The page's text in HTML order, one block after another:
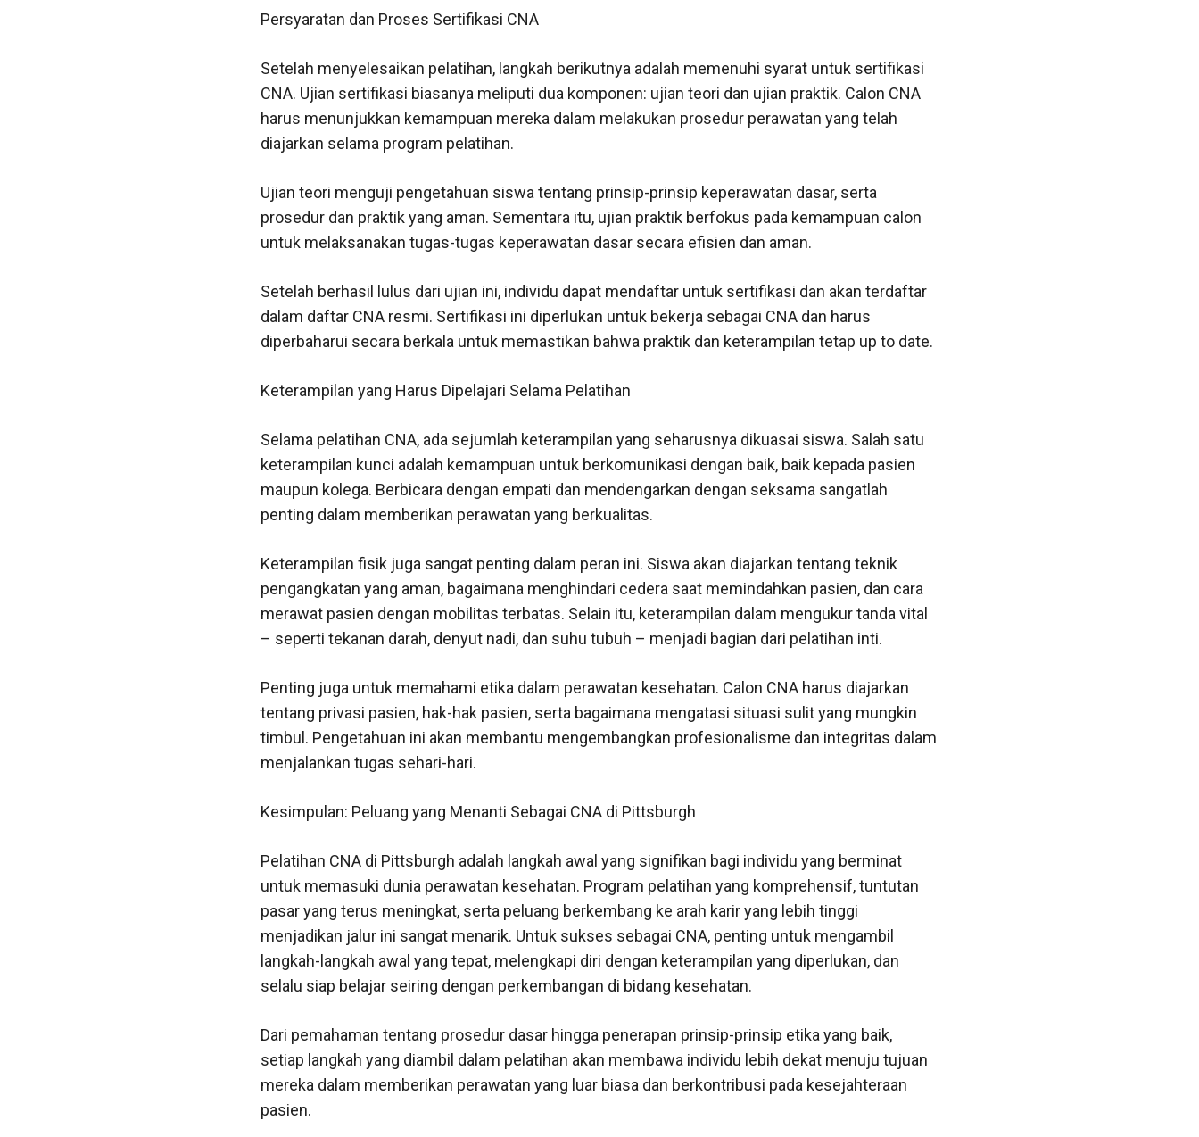
Persyaratan dan Proses Sertifikasi CNA
Setelah menyelesaikan pelatihan, langkah berikutnya adalah memenuhi syarat untuk sertifikasi
CNA. Ujian sertifikasi biasanya meliputi dua komponen: ujian teori dan ujian praktik. Calon CNA
harus menunjukkan kemampuan mereka dalam melakukan prosedur perawatan yang telah
diajarkan selama program pelatihan.
Ujian teori menguji pengetahuan siswa tentang prinsip-prinsip keperawatan dasar, serta
prosedur dan praktik yang aman. Sementara itu, ujian praktik berfokus pada kemampuan calon
untuk melaksanakan tugas-tugas keperawatan dasar secara efisien dan aman.
Setelah berhasil lulus dari ujian ini, individu dapat mendaftar untuk sertifikasi dan akan terdaftar
dalam daftar CNA resmi. Sertifikasi ini diperlukan untuk bekerja sebagai CNA dan harus
diperbaharui secara berkala untuk memastikan bahwa praktik dan keterampilan tetap up to date.
Keterampilan yang Harus Dipelajari Selama Pelatihan
Selama pelatihan CNA, ada sejumlah keterampilan yang seharusnya dikuasai siswa. Salah satu
keterampilan kunci adalah kemampuan untuk berkomunikasi dengan baik, baik kepada pasien
maupun kolega. Berbicara dengan empati dan mendengarkan dengan seksama sangatlah
penting dalam memberikan perawatan yang berkualitas.
Keterampilan fisik juga sangat penting dalam peran ini. Siswa akan diajarkan tentang teknik
pengangkatan yang aman, bagaimana menghindari cedera saat memindahkan pasien, dan cara
merawat pasien dengan mobilitas terbatas. Selain itu, keterampilan dalam mengukur tanda vital
– seperti tekanan darah, denyut nadi, dan suhu tubuh – menjadi bagian dari pelatihan inti.
Penting juga untuk memahami etika dalam perawatan kesehatan. Calon CNA harus diajarkan
tentang privasi pasien, hak-hak pasien, serta bagaimana mengatasi situasi sulit yang mungkin
timbul. Pengetahuan ini akan membantu mengembangkan profesionalisme dan integritas dalam
menjalankan tugas sehari-hari.
Kesimpulan: Peluang yang Menanti Sebagai CNA di Pittsburgh
Pelatihan CNA di Pittsburgh adalah langkah awal yang signifikan bagi individu yang berminat
untuk memasuki dunia perawatan kesehatan. Program pelatihan yang komprehensif, tuntutan
pasar yang terus meningkat, serta peluang berkembang ke arah karir yang lebih tinggi
menjadikan jalur ini sangat menarik. Untuk sukses sebagai CNA, penting untuk mengambil
langkah-langkah awal yang tepat, melengkapi diri dengan keterampilan yang diperlukan, dan
selalu siap belajar seiring dengan perkembangan di bidang kesehatan.
Dari pemahaman tentang prosedur dasar hingga penerapan prinsip-prinsip etika yang baik,
setiap langkah yang diambil dalam pelatihan akan membawa individu lebih dekat menuju tujuan
mereka dalam memberikan perawatan yang luar biasa dan berkontribusi pada kesejahteraan
pasien.